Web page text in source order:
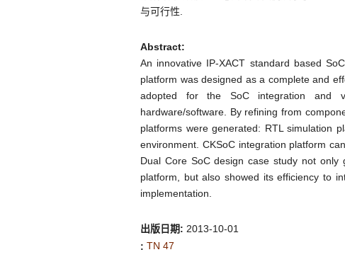
与可行性.
Abstract:
An innovative IP-XACT standard based
platform was designed as a complete and
adopted for the SoC integration and
hardware/software. By refining from
platforms were generated: RTL simulation
environment. CKSoC integration platform
Dual Core SoC design case study not
platform, but also showed its efficiency to
implementation.
出版日期: 2013-10-01
: TN 47